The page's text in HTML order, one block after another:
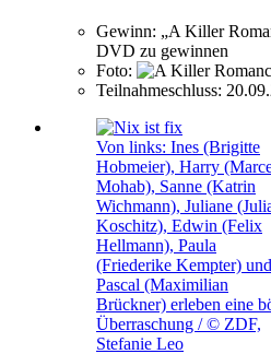
Gewinn: „A Killer
DVD zu gewinnen
Foto:
Teilnahmeschluss:
Von links: Ines (Brigitte
Hobmeier), Harry
Mohab), Sanne (Katrin
Wichmann), Juliane
Koschitz), Edwin (Felix
Hellmann), Paula
(Friederike Kempter) und
Pascal (Maximilian
Brückner) erleben eine
Überraschung / © ZDF,
Stefanie Leo